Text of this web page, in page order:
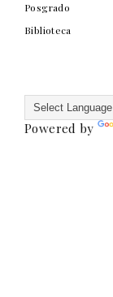
Posgrado
Biblioteca
Powered by